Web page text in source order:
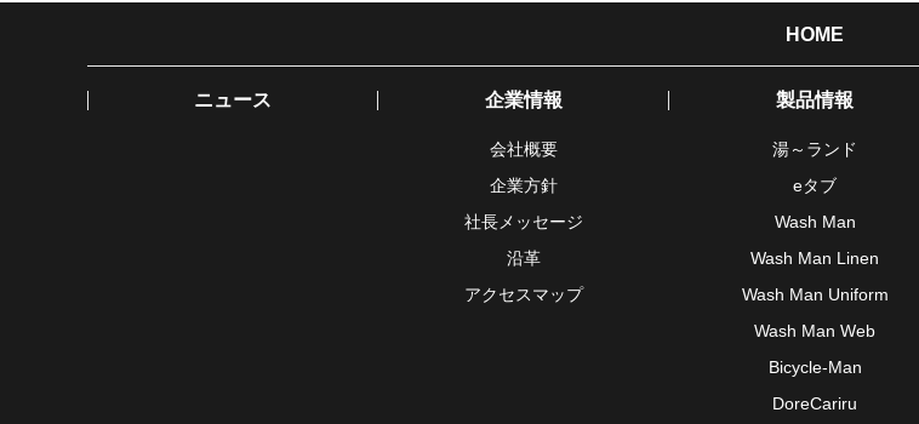
HOME
ニュース 企業情報
会社概要
企業方針
社長メッセージ
沿革
アクセスマップ
製品情報
湯～ランド
eタブ
Wash Man
Wash Man Linen
Wash Man Uniform
Wash Man Web
Bicycle-Man
DoreCariru